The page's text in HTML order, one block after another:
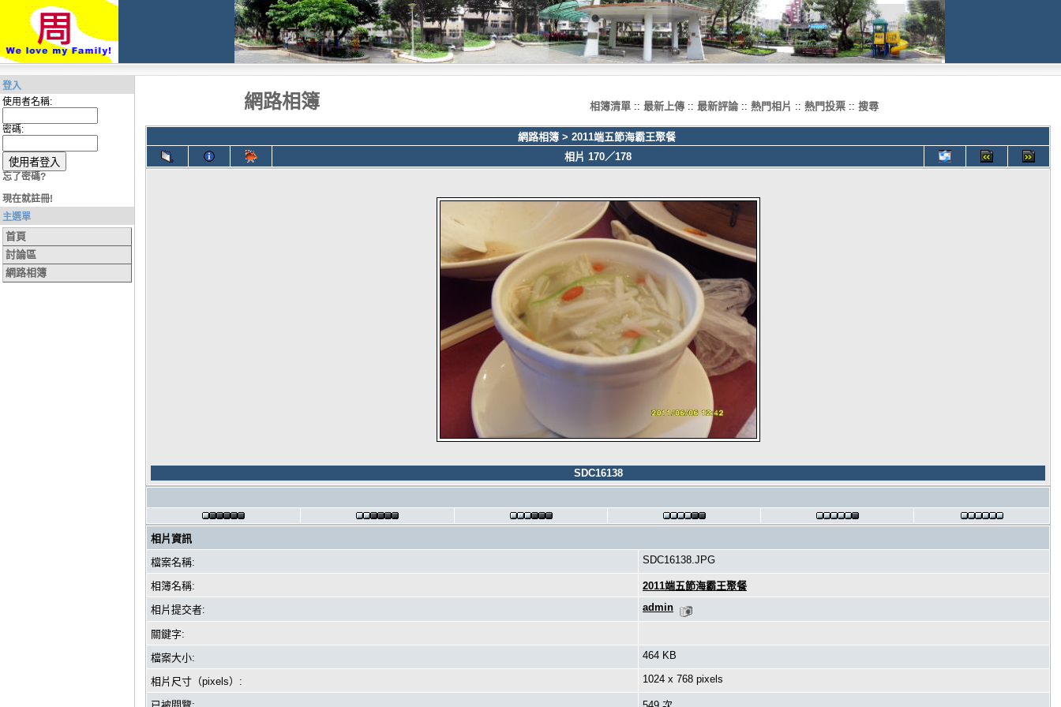
登入
使用者名稱:
密碼:
忘了密碼?
現在就註冊!
主選單
首頁
討論區
網路相簿
網路相簿 相簿清單 :: 最新上傳 :: 最新評論 :: 熱門相片 :: 熱門投票 :: 搜尋
網路相簿> 2011端五節海霸王聚餐
相片 170／178
SDC16138
相片資訊
檔案名稱:
SDC16138.JPG
相簿名稱:
2011端五節海霸王聚餐
相片提交者:
admin
關鍵字:
檔案大小:
464 KB
相片尺寸（pixels）: 1024 x 768 pixels